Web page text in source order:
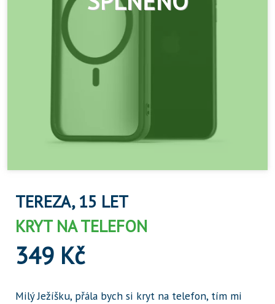
TEREZA, 15 LET
KRYT NA TELEFON
349 Kč
Milý Ježíšku, přála bych si kryt na telefon, tím mi